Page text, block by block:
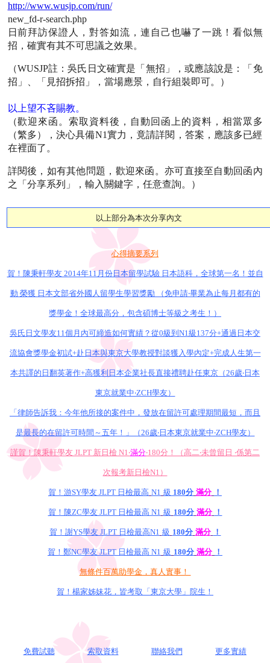
http://www.wusjp.com/run/
new_fd-r-search.php
日前拜訪保證人，對答如流，連自己也嚇了一跳！看似無
招，確實有其不可思議之效果。
（WUSJP註：吳氏日文確實是「無招」，或應該說是：「免
招」、「見招拆招」，當場應景，自行組裝即可。）
以上望不吝賜教。
（歡迎來函。索取資料後，自動回函上的資料，相當眾多
（繁多），決心具備N1實力，竟請詳閱，答案，應該多已經
在裡面了。
詳閱後，如有其他問題，歡迎來函。亦可直接至自動回函內
之「分享系列」，輸入關鍵字，任意查詢。）
以上部分為本次分享內文
心得摘要系列
賀！陳秉軒學友 2014年11月份日本留學試驗 日本語科，全球第一名！並自
動 榮獲 日本文部省外國人留學生學習獎勵 （免申請‧畢業為止每月都有的
獎學金！全球最高分，包含碩博士等級之考生！）
吳氏日文學友11個月內可締造如何實績？從0級到N1級137分+通過日本交
流協會獎學金初試+赴日本與東京大學教授對談獲入學內定+完成人生第一
本共譯的日翻英著作+高獲利日本企業社長直接禮聘赴任東京（26歲‧日本
東京就業中‧ZCH學友）
「律師告訴我：今年他所接的案件中，發放在留許可處理期間最短，而且
是最長的在留許可時間～五年！」（26歲‧日本東京就業中‧ZCH學友）
謹賀！陳秉軒學友 JLPT 新日檢 N1‧滿分‧180分！（高二‧未曾留日 ‧係第二
次報考新日檢N1）
賀！游SY學友 JLPT 日檢最高 N1 級 180分 滿分 ！
賀！陳ZC學友 JLPT 日檢最高 N1 級 180分 滿分 ！
賀！謝YS學友 JLPT 日檢最高N1 級 180分 滿分 ！
賀！鄭NC學友 JLPT 日檢最高 N1 級 180分 滿分 ！
無條件百萬助學金，真人實事！
賀！楊家姊妹花，皆考取「東京大學」院生！
免費試聽 索取資料 聯絡我們 更多實績